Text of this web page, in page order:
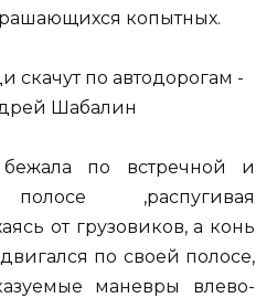
копытных.
по встречной и
полосе ,распугивая
от грузовиков, а конь
по своей полосе,
маневры влево-